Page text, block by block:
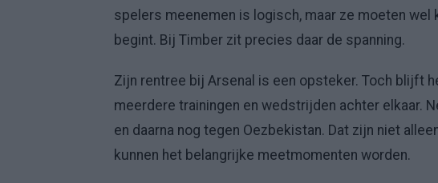
spelers meenemen is logisch, maar ze moeten wel
begint. Bij Timber zit precies daar de spanning.
Zijn rentree bij Arsenal is een opsteker. Toch blijft
meerdere trainingen en wedstrijden achter elkaar.
en daarna nog tegen Oezbekistan. Dat zijn niet
kunnen het belangrijke meetmomenten worden.